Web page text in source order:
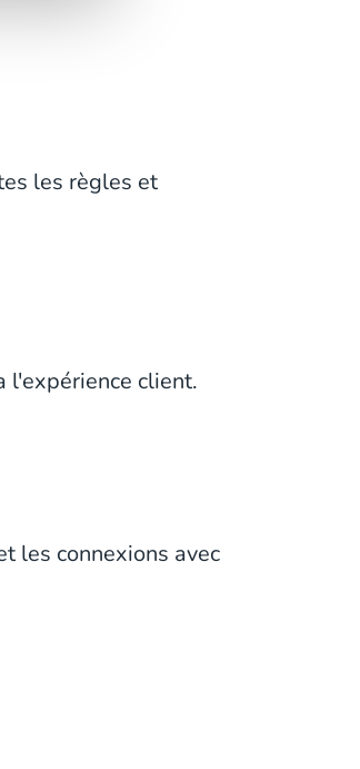
les règles et
l'expérience client.
les connexions avec